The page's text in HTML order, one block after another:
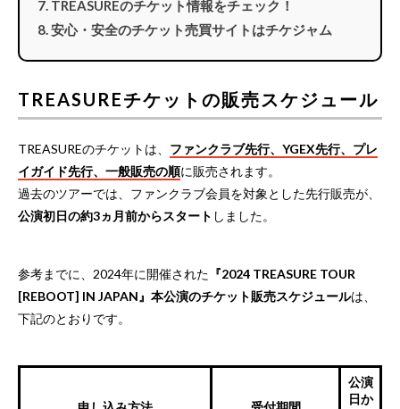
TREASUREのチケット情報をチェック！
安心・安全のチケット売買サイトはチケジャム
TREASUREチケットの販売スケジュール
TREASUREのチケットは、 ファンクラブ先行、YGEX先行、プレ
イガイド先行、一般販売の順に販売されます。
過去のツアーでは、ファンクラブ会員を対象とした先行販売が、
公演初日の約3ヵ月前からスタート しました。
参考までに、2024年に開催された 『2024 TREASURE TOUR
[REBOOT] IN JAPAN』本公演のチケット販売スケジュールは、
下記のとおりです。
公演
日か